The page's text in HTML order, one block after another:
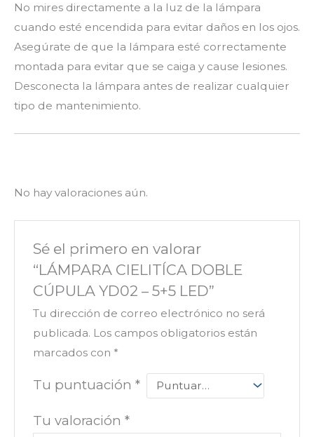
No mires directamente a la luz de la lámpara
cuando esté encendida para evitar daños en los ojos.
Asegúrate de que la lámpara esté correctamente
montada para evitar que se caiga y cause lesiones.
Desconecta la lámpara antes de realizar cualquier
tipo de mantenimiento.
No hay valoraciones aún.
Sé el primero en valorar
“LÁMPARA CIELITÍCA DOBLE
CÚPULA YD02 – 5+5 LED”
Tu dirección de correo electrónico no será
publicada. Los campos obligatorios están
marcados con *
Tu puntuación *
Tu valoración *